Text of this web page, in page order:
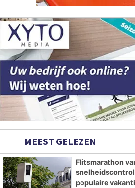
MEEST GELEZEN
Flitsmarathon
populaire